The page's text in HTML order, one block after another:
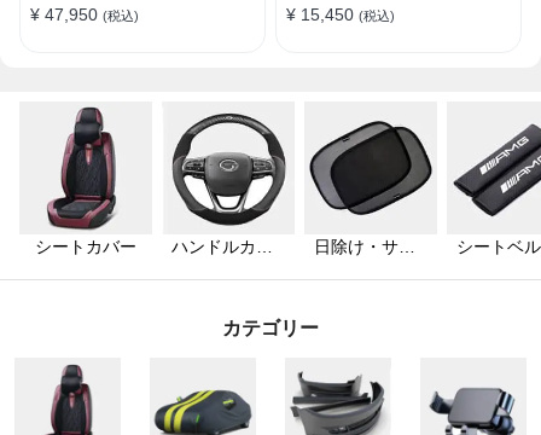
ト
¥ 47,950 (税込)
プ
¥ 15,450 (税込)
シートカバー
ハンドルカバ
日除け・サン
シートベ
カテゴリー